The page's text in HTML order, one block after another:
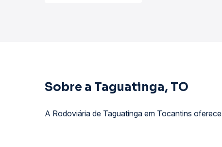
Sobre a Taguatinga, TO
A Rodoviária de Taguatinga em Tocantins